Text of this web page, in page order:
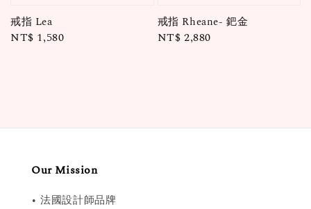
戒指 Lea
Regular
NT$ 1,580
戒指 Rheane- 鈀金
Regular
NT$ 2,880
Our Mission
• 法國設計師品牌